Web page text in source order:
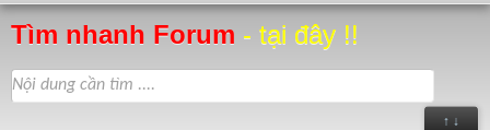
Tìm nhanh Forum - tại đây !!
↑ ↓